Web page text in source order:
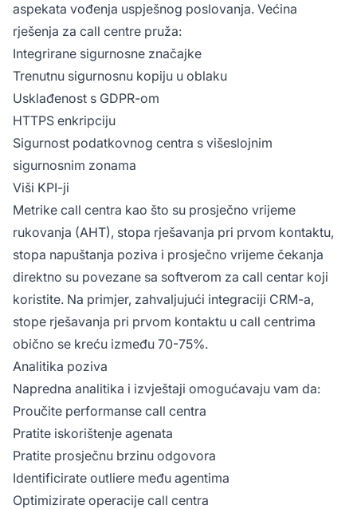
aspekata vođenja uspješnog poslovanja. Većina
rješenja za call centre pruža:
Integrirane sigurnosne značajke
Trenutnu sigurnosnu kopiju u oblaku
Usklađenost s GDPR-om
HTTPS enkripciju
Sigurnost podatkovnog centra s višeslojnim
sigurnosnim zonama
Viši KPI-ji
Metrike call centra kao što su prosječno vrijeme
rukovanja (AHT), stopa rješavanja pri prvom kontaktu,
stopa napuštanja poziva i prosječno vrijeme čekanja
direktno su povezane sa softverom za call centar koji
koristite. Na primjer, zahvaljujući integraciji CRM-a,
stope rješavanja pri prvom kontaktu u call centrima
obično se kreću između 70-75%.
Analitika poziva
Napredna analitika i izvještaji omogućavaju vam da:
Proučite performanse call centra
Pratite iskorištenje agenata
Pratite prosječnu brzinu odgovora
Identificirate outliere među agentima
Optimizirate operacije call centra